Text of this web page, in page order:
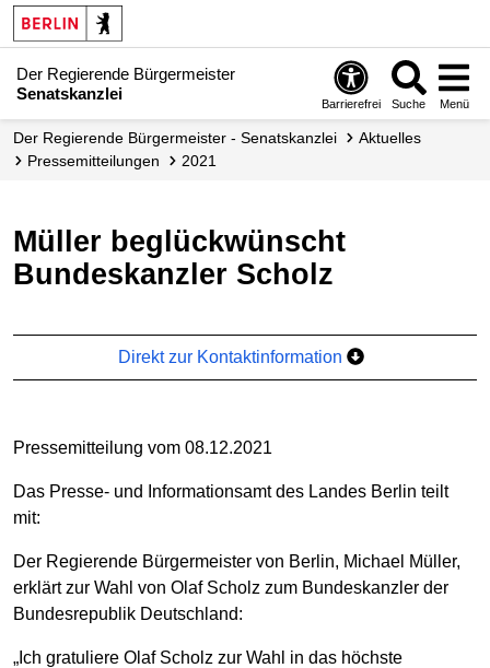
Der Regierende Bürgermeister
Senatskanzlei
Barrierefrei Suche Menü
Der Regierende Bürgermeister - Senatskanzlei
Aktuelles
Presse­mitteilungen
2021
Müller beglückwünscht
Bundeskanzler Scholz
Direkt zur Kontaktinformation
Pressemitteilung vom 08.12.2021
Das Presse- und Informationsamt des Landes Berlin teilt
mit:
Der Regierende Bürgermeister von Berlin, Michael Müller,
erklärt zur Wahl von Olaf Scholz zum Bundeskanzler der
Bundesrepublik Deutschland:
„Ich gratuliere Olaf Scholz zur Wahl in das höchste